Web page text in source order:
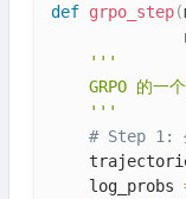
def grpo_step(
'''
GRPO 的一
    '''
# Step 1:
    log_probs